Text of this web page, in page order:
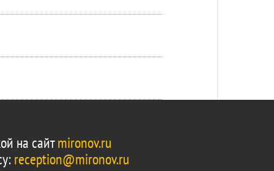
на сайтmironov.ru
reception@mironov.ru